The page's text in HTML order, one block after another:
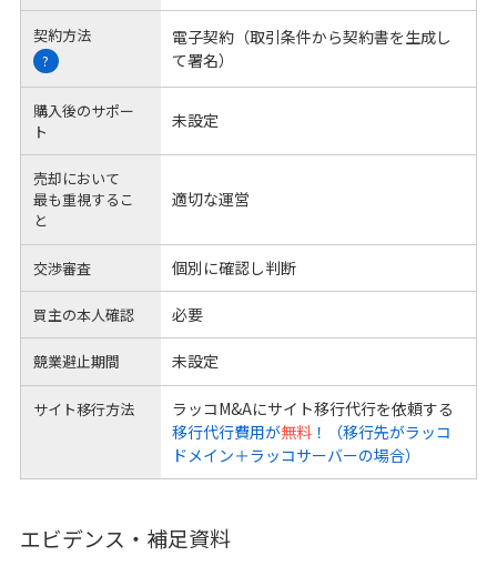
契約方法
?
電子契約（取引条件から契約書を生成し
て署名）
購入後のサポー
ト
未設定
売却において
最も重視するこ
と
適切な運営
交渉審査 個別に確認し判断
買主の本人確認 必要
競業避止期間 未設定
サイト移行方法
ラッコM&Aにサイト移行代行を依頼する
移行代行費用が無料！（移行先がラッコ
ドメイン＋ラッコサーバーの場合）
エビデンス・補足資料